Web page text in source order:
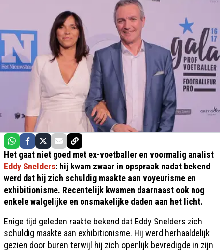
Het gaat niet goed met ex-voetballer en voormalig analist
Eddy Snelders: hij kwam zwaar in opspraak nadat bekend
werd dat hij zich schuldig maakte aan voyeurisme en
exhibitionisme. Recentelijk kwamen daarnaast ook nog
enkele walgelijke en onsmakelijke daden aan het licht.
Enige tijd geleden raakte bekend dat Eddy Snelders zich
schuldig maakte aan exhibitionisme. Hij werd herhaaldelijk
gezien door buren terwijl hij zich openlijk bevredigde in zijn